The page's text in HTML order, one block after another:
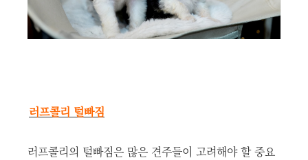
러프콜리 털빠짐
러프콜리의 털빠짐은 많은 견주들이 고려해야 할 중요